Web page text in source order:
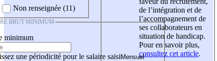
Non renseignée (11)
BRUT MINIMUM
minimum
une périodicité pour le salaire saisi
de l’intégration et de
l’accompagnement de
ses collaborateurs en
situation de handicap.
Pour en savoir plus,
consultez cet article.